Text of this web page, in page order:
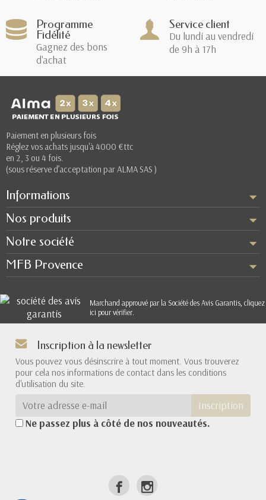
Programme
Fidélité
Gagnez des bons
d'achat
Service client
Du lundi au vendredi
de 9h à 17h
Paiement en plusieurs fois
Réglez vos achats jusqu'à 4000 €ttc
en 2, 3 ou 4 fois.
(sous réserve d’acceptation par ALMA SAS )
Informations
Nos produits
Notre société
MFB Provence
Marchand approuvé par la Société des Avis Garantis, cliquez
ici pour vérifier.
Inscription à la newsletter
Vous pouvez vous désinscrire à tout moment. Vous trouverez
pour cela nos informations de contact dans les conditions
d'utilisation du site.
Inscription
Ne passez plus à côté de nos nouveautés.